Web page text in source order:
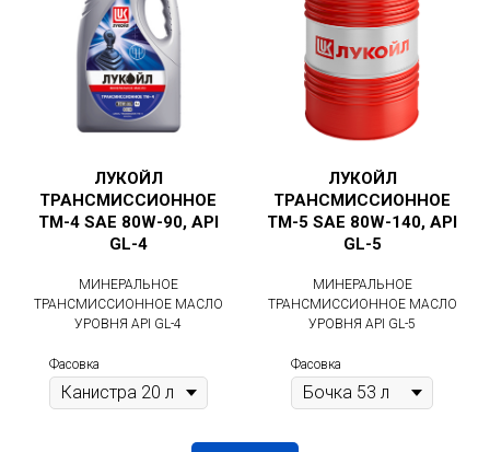
ЛУКОЙЛ
ТРАНСМИССИОННОЕ
ТМ-4 SAE 80W-90, API
GL-4
МИНЕРАЛЬНОЕ
ТРАНСМИССИОННОЕ МАСЛО
УРОВНЯ API GL-4
Фасовка
ЛУКОЙЛ
ТРАНСМИССИОННОЕ
ТМ-5 SAE 80W-140, API
GL-5
МИНЕРАЛЬНОЕ
ТРАНСМИССИОННОЕ МАСЛО
УРОВНЯ API GL-5
Фасовка